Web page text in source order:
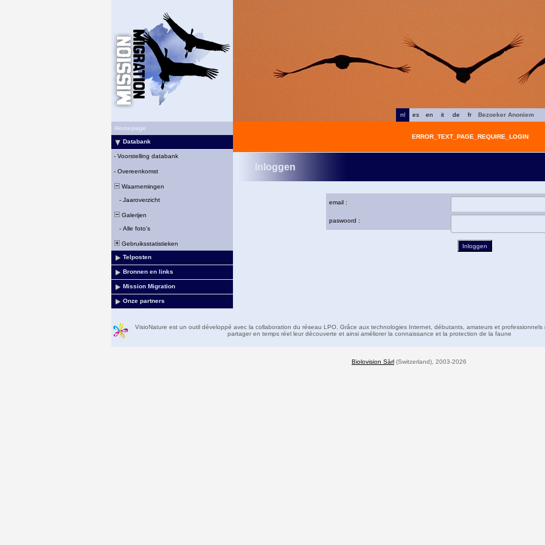
fr
de
it
en
es
nl
Bezoeker Anoniem
Homepage
Databank
- Voorstelling databank
- Overeenkomst
Waarnemingen
- Jaaroverzicht
Galerijen
- Alle foto's
Gebruiksstatistieken
Telposten
Bronnen en links
Mission Migration
Onze partners
ERROR_TEXT_PAGE_REQUIRE_LOGIN
Inloggen
email :
paswoord :
VisioNature est un outil développé avec la collaboration du réseau LPO. Grâce aux technologies Internet, débutants, amateurs et professionnels
partager en temps réel leur découverte et ainsi améliorer la connaissance et la protection de la faune
Biolovision Sàrl (Switzerland), 2003-2026